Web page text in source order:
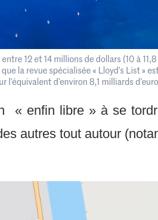
« enfin libre » à se
autres tout autour